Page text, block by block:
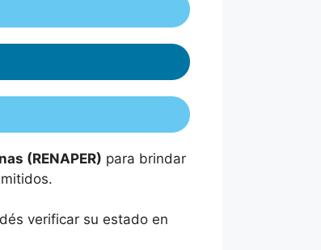
(RENAPER) para brindar
verificar su estado en